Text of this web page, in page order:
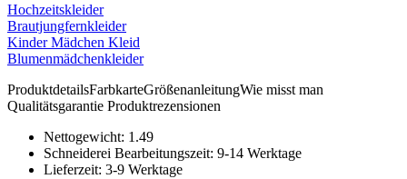
Hochzeitskleider
Brautjungfernkleider
Kinder Mädchen Kleid
Blumenmädchenkleider
ProduktdetailsFarbkarteGrößenanleitungWie misst man
Qualitätsgarantie Produktrezensionen
Nettogewicht: 1.49
Schneiderei Bearbeitungszeit: 9-14 Werktage
Lieferzeit: 3-9 Werktage